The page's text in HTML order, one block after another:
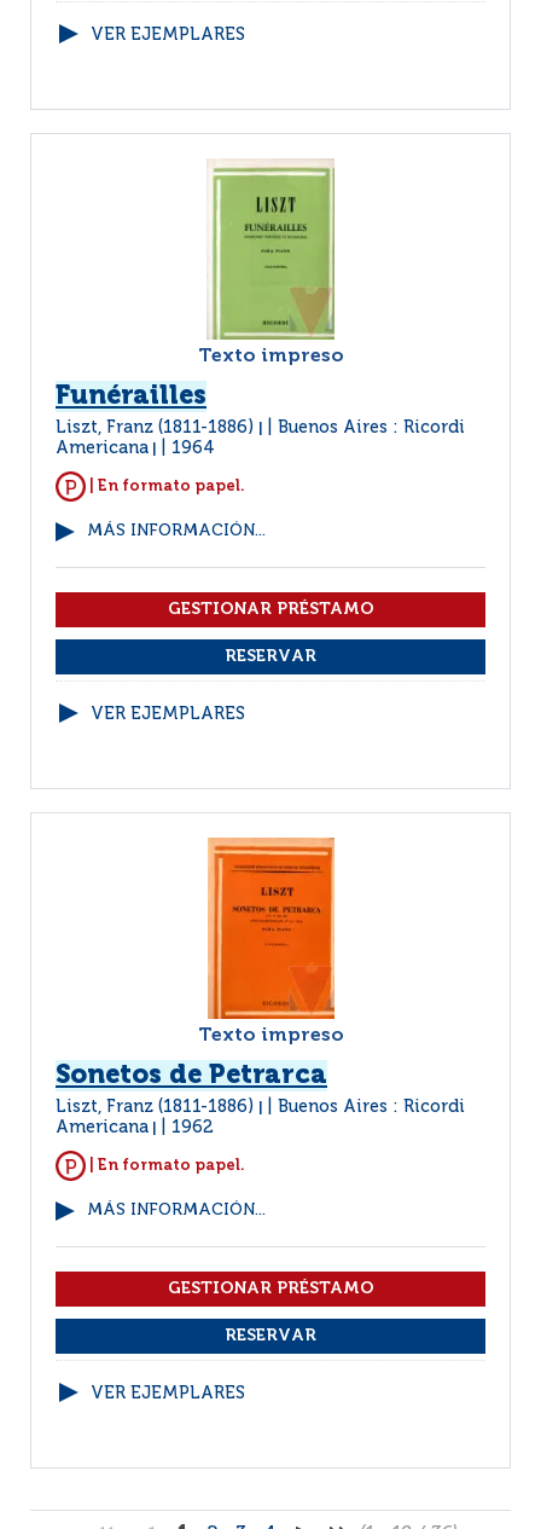
VER EJEMPLARES
Texto impreso
Funérailles
Liszt, Franz (1811-1886)
Buenos Aires : Ricordi
Americana
1964
| En formato papel.
MÁS INFORMACIÓN...
VER EJEMPLARES
Texto impreso
Sonetos de Petrarca
Liszt, Franz (1811-1886)
Buenos Aires : Ricordi
Americana
1962
| En formato papel.
MÁS INFORMACIÓN...
VER EJEMPLARES